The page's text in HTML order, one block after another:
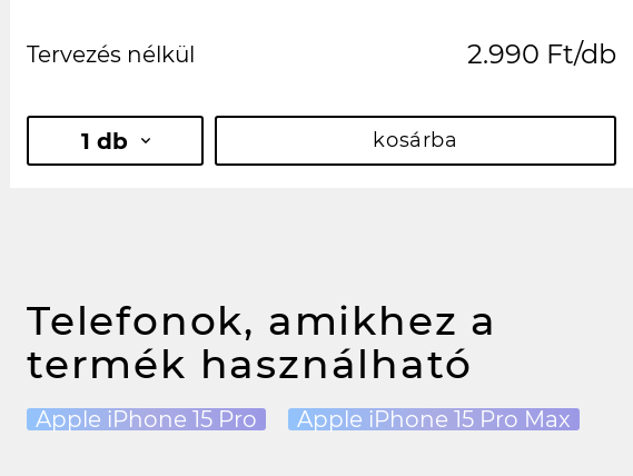
Tervezés nélkül 2.990 Ft/db
1 db kosárba
Telefonok, amikhez a
termék használható
Apple iPhone 15 Pro Apple iPhone 15 Pro Max